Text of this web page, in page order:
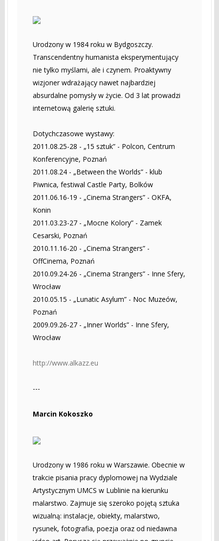
Urodzony w 1984 roku w Bydgoszczy.
Transcendentny humanista eksperymentujący
nie tylko myślami, ale i czynem. Proaktywny
wizjoner wdrażający nawet najbardziej
absurdalne pomysły w życie. Od 3 lat prowadzi
internetową galerię sztuki.
Dotychczasowe wystawy:
2011.08.25-28 - „15 sztuk” - Polcon, Centrum
Konferencyjne, Poznań
2011.08.24 - „Between the Worlds” - klub
Piwnica, festiwal Castle Party, Bolków
2011.06.16-19 - „Cinema Strangers” - OKFA,
Konin
2011.03.23-27 - „Mocne Kolory” - Zamek
Cesarski, Poznań
2010.11.16-20 - „Cinema Strangers” -
OffCinema, Poznań
2010.09.24-26 - „Cinema Strangers” - Inne Sfery,
Wrocław
2010.05.15 - „Lunatic Asylum” - Noc Muzeów,
Poznań
2009.09.26-27 - „Inner Worlds” - Inne Sfery,
Wrocław
http://www.alkazz.eu
---
Marcin Kokoszko
Urodzony w 1986 roku w Warszawie. Obecnie w
trakcie pisania pracy dyplomowej na Wydziale
Artystycznym UMCS w Lublinie na kierunku
malarstwo. Zajmuje się szeroko pojętą sztuka
wizualną: instalacje, obiekty, malarstwo,
rysunek, fotografia, poezja oraz od niedawna